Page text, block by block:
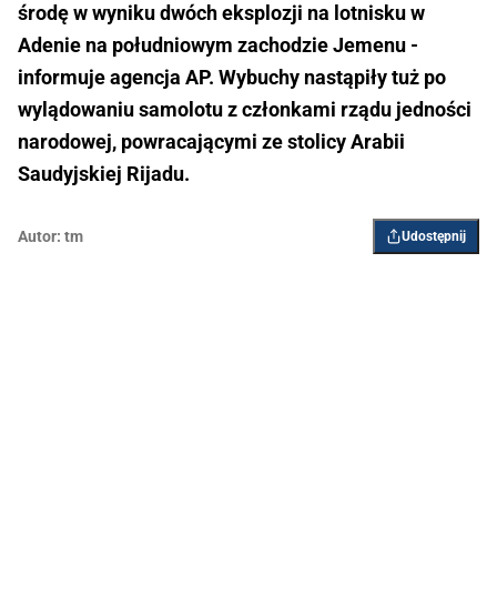
środę w wyniku dwóch eksplozji na lotnisku w
Adenie na południowym zachodzie Jemenu -
informuje agencja AP. Wybuchy nastąpiły tuż po
wylądowaniu samolotu z członkami rządu jedności
narodowej, powracającymi ze stolicy Arabii
Saudyjskiej Rijadu.
Autor: tm Udostępnij